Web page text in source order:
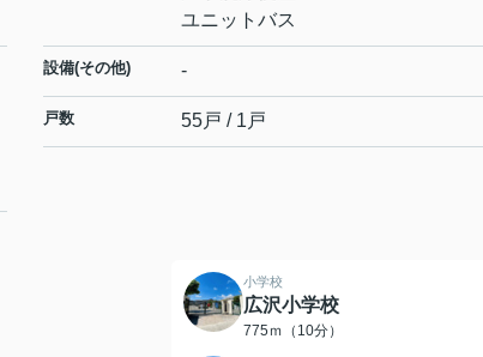
ユニットバス
設備(その他) -
戸数 55戸 / 1戸
小学校
広沢小学校
775ｍ（10分）